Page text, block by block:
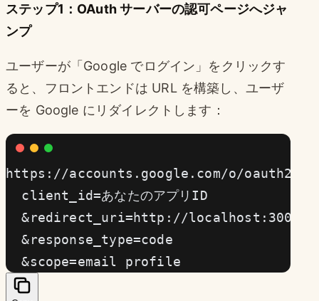
ステップ1：OAuth サーバーの認可ページへジャ
ンプ
ユーザーが「Google でログイン」をクリックす
ると、フロントエンドは URL を構築し、ユーザ
ーを Google にリダイレクトします：
https://accounts.google.com/o/oauth2/
  client_id=あなたのアプリID
&redirect_uri=http://localhost:3000/
  &response_type=code
  &scope=email profile